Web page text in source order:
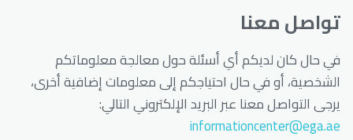
تواصل معنا
في حال كان لديكم أي أسئلة حول معالجة معلوماتكم
الشخصية، أو في حال احتياجكم إلى معلومات إضافية أخرى،
يرجى التواصل معنا عبر البريد الإلكتروني التالي:
informationcenter@ega.ae